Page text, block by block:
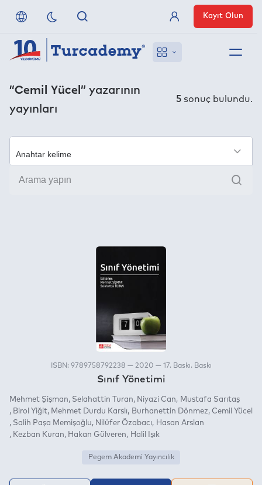
Referanslarımız
Uzaktan Erişim
Nasıl Erişirim
Üye Girişi
Kayıt Olun
“Cemil Yücel” yazarının
yayınları
5 sonuç bulundu.
Ara
ISBN: 9789758792238 — 2020 — 17. Baskı. Baskı
Sınıf Yönetimi
Mehmet Şişman Selahattin Turan Niyazi Can
Mustafa Sarıtaş
Birol Yiğit
Mehmet Durdu Karslı Burhanettin Dönmez
Cemil Yücel
Salih Paşa Memişoğlu
Nilüfer Özabacı
Hasan Arslan
Kezban Kuran
Hakan Gülveren Halil Işık
Pegem Akademi Yayıncılık